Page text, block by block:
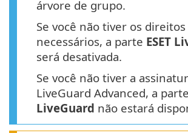
árvore de grupo.
Se você não tiver os direitos
necessários, a parte ESET
será desativada.
Se você não tiver a
LiveGuard Advanced, a parte
LiveGuard não estará